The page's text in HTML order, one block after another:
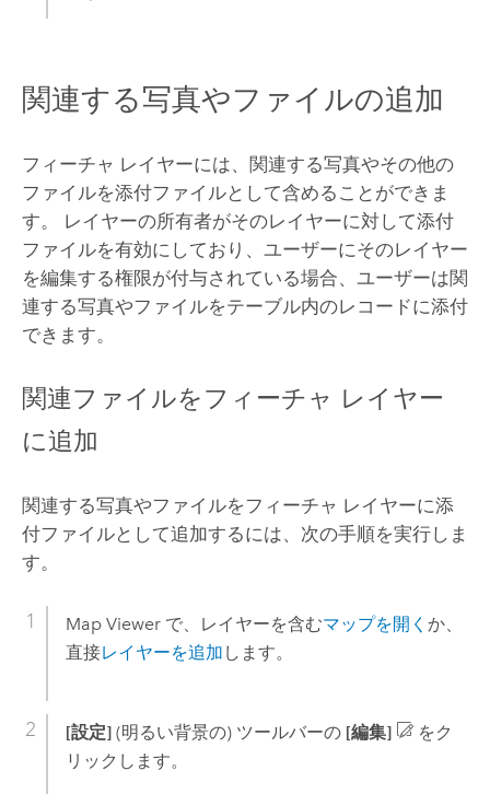
関連する写真やファイルの追加
フィーチャ レイヤーには、関連する写真やその他の
ファイルを添付ファイルとして含めることができま
す。 レイヤーの所有者がそのレイヤーに対して添付
ファイルを有効にしており、ユーザーにそのレイヤー
を編集する権限が付与されている場合、ユーザーは関
連する写真やファイルをテーブル内のレコードに添付
できます。
関連ファイルをフィーチャ レイヤー
に追加
関連する写真やファイルをフィーチャ レイヤーに添
付ファイルとして追加するには、次の手順を実行しま
す。
Map Viewerで、レイヤーを含むマップを開く か、
直接レイヤーを追加 します。
[設定](明るい背景の) ツールバーの [編集]
をク
リックします。